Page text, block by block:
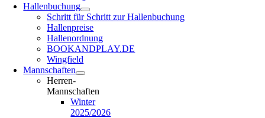
Hallenbuchung
Schritt für Schritt zur Hallenbuchung
Hallenpreise
Hallenordnung
BOOKANDPLAY.DE
Wingfield
Mannschaften
Herren-
Mannschaften
Winter
2025/2026